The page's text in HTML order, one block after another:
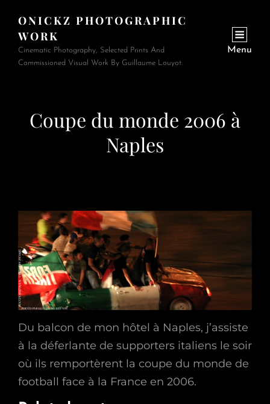
ONICKZ PHOTOGRAPHIC
WORK
Cinematic Photography, Selected Prints And
Commissioned Visual Work By Guillaume Louyot.
Menu
Coupe du monde 2006 à
Naples
Du balcon de mon hôtel à Naples, j’assiste
à la déferlante de supporters italiens le soir
où ils remportèrent la coupe du monde de
football face à la France en 2006.